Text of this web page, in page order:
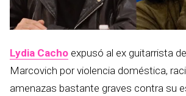
Lydia Cacho expusó al ex guitarrista
Marcovich por violencia doméstica,
amenazas bastante graves contra su